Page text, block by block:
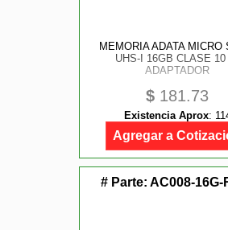
MEMORIA ADATA MICRO
UHS-I 16GB CLASE 10
ADAPTADOR
$ 181.73
Existencia Aprox:
Agregar a
# Parte: AC008-16G-